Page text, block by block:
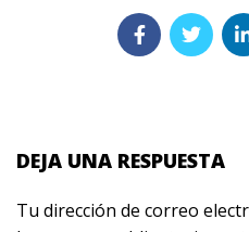
DEJA UNA RESPUESTA
Tu dirección de correo